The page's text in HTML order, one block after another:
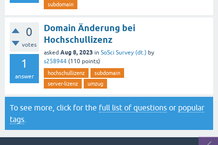
subdomain
0
votes
1
answer
Domain Änderung bei
Hochschullizenz
asked Aug 8, 2023 in SoSci Survey (dt.) by
s258944 (110 points)
hochschullizenz
subdomain
server-lizenz
umzug
To see more, click for the full list of questions or popular
tags